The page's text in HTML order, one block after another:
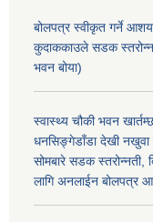
बोलपत्र स्वीकृत गर्ने
कुदाककाउले सडक
भवन बोया)
स्वास्थ्य चौकी भवन
धनसिङ्गेडाँडा देखी नखुवा
सोमबारे सडक स्तरोन्नती,
लागि अनलाईन बोलपत्र